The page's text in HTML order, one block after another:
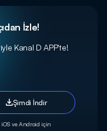
İzle!
Kanal D APP'te!
Şimdi İndir
iOS ve Android için